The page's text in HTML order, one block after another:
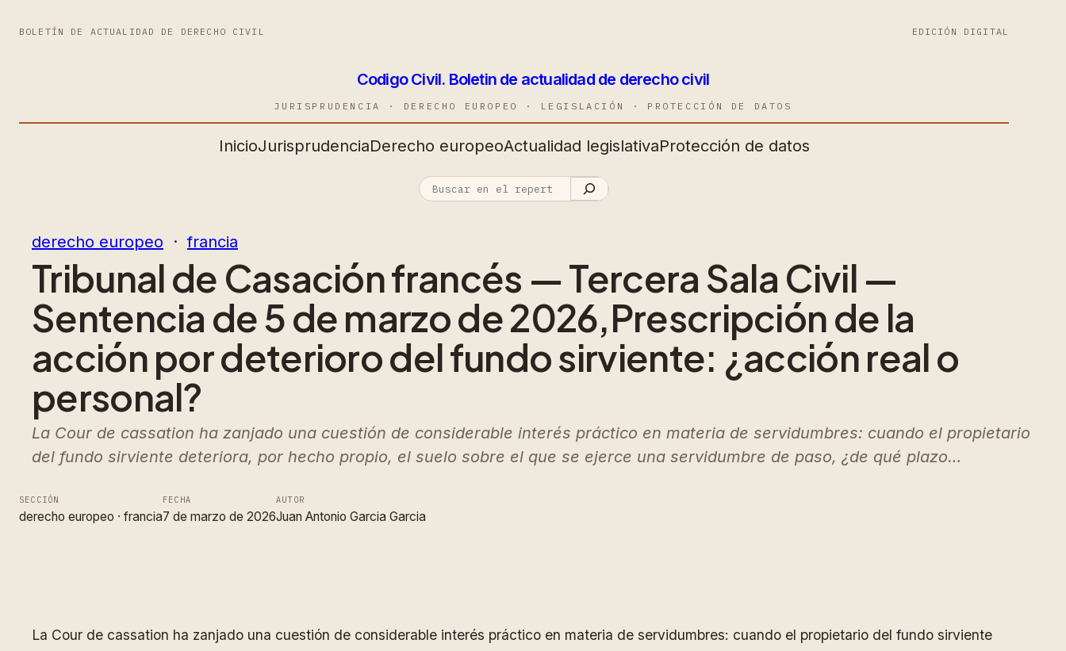
BOLETÍN DE ACTUALIDAD DE DERECHO CIVIL EDICIÓN DIGITAL
Codigo Civil. Boletin de actualidad de derecho civil
JURISPRUDENCIA · DERECHO EUROPEO · LEGISLACIÓN · PROTECCIÓN DE DATOS
InicioJurisprudenciaDerecho europeoActualidad legislativaProtección de datos
derecho europeo
  ·
francia
Tribunal de Casación francés — Tercera Sala Civil —
Sentencia de 5 de marzo de 2026,Prescripción de la
acción por deterioro del fundo sirviente: ¿acción real o
personal?
La Cour de cassation ha zanjado una cuestión de considerable interés práctico en materia de servidumbres: cuando el propietario
del fundo sirviente deteriora, por hecho propio, el suelo sobre el que se ejerce una servidumbre de paso, ¿de qué plazo…
SECCIÓN
derecho europeo · francia
FECHA
7 de marzo de 2026
AUTOR
Juan Antonio Garcia Garcia
La Cour de cassation ha zanjado una cuestión de considerable interés práctico en materia de servidumbres: cuando el propietario del fundo sirviente